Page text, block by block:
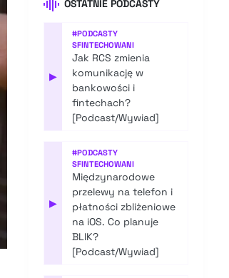
OSTATNIE PODCASTY
▶
#PODCASTY
SFINTECHOWANI
Jak RCS zmienia
komunikację w
bankowości i
fintechach?
[Podcast/Wywiad]
▶
#PODCASTY
SFINTECHOWANI
Międzynarodowe
przelewy na telefon i
płatności zbliżeniowe
na iOS. Co planuje
BLIK?
[Podcast/Wywiad]